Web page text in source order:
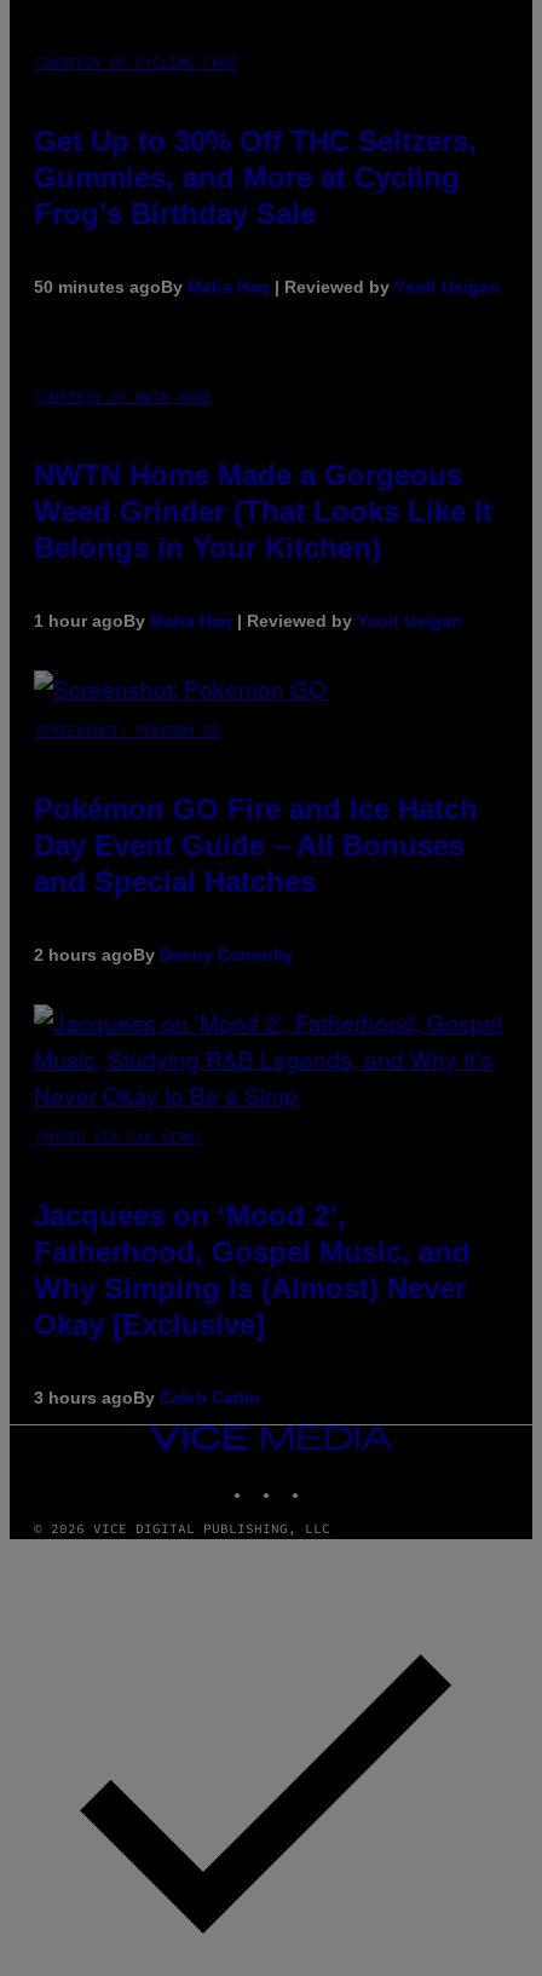
COURTESY OF CYCLING FROG
Get Up to 30% Off THC Seltzers,
Gummies, and More at Cycling
Frog’s Birthday Sale
50 minutes agoBy Maha Haq | Reviewed by Ysolt Usigan
COURTESY OF NWTN HOME
NWTN Home Made a Gorgeous
Weed Grinder (That Looks Like It
Belongs in Your Kitchen)
1 hour agoBy Maha Haq | Reviewed by Ysolt Usigan
SCREENSHOT: POKEMON GO
Pokémon GO Fire and Ice Hatch
Day Event Guide – All Bonuses
and Special Hatches
2 hours agoBy Denny Connolly
(PHOTO VIA CAM KIRK)
Jacquees on ‘Mood 2’,
Fatherhood, Gospel Music, and
Why Simping Is (Almost) Never
Okay [Exclusive]
3 hours agoBy Caleb Catlin
VICE
MEDIA
© 2026 VICE DIGITAL PUBLISHING, LLC